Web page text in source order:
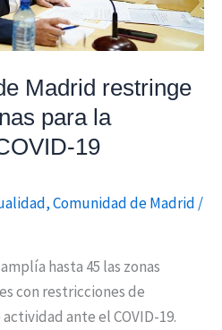
Madrid restringe
para la
19
,Comunidad de Madrid/
hasta 45 las zonas
con restricciones de
ante el COVID-19.